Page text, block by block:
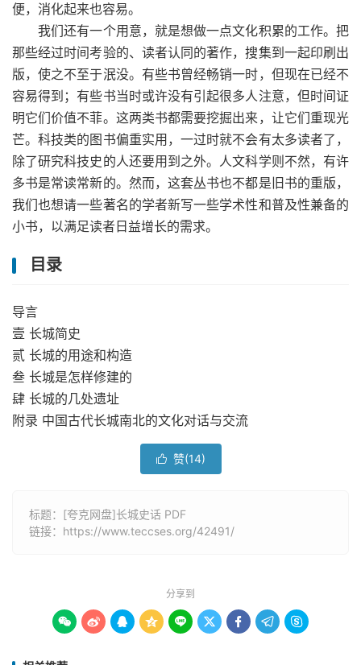
便，消化起来也容易。
我们还有一个用意，就是想做一点文化积累的工作。把
那些经过时间考验的、读者认同的著作，搜集到一起印刷出
版，使之不至于泯没。有些书曾经畅销一时，但现在已经不
容易得到；有些书当时或许没有引起很多人注意，但时间证
明它们价值不菲。这两类书都需要挖掘出来，让它们重现光
芒。科技类的图书偏重实用，一过时就不会有太多读者了，
除了研究科技史的人还要用到之外。人文科学则不然，有许
多书是常读常新的。然而，这套丛书也不都是旧书的重版，
我们也想请一些著名的学者新写一些学术性和普及性兼备的
小书，以满足读者日益增长的需求。
目录
导言
壹 长城简史
贰 长城的用途和构造
叁 长城是怎样修建的
肆 长城的几处遗址
附录 中国古代长城南北的文化对话与交流
 赞(14)
标题：[夸克网盘]长城史话 PDF
链接： https://www.teccses.org/42491/
分享到
        